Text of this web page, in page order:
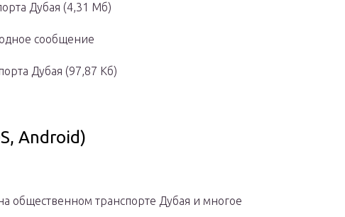
Дубая (4,31 Мб)
сообщение
Дубая (97,87 Кб)
Android)
общественном транспорте Дубая и многое